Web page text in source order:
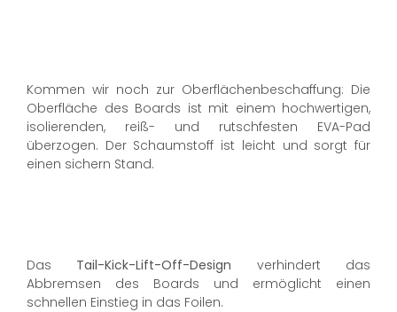
Kommen wir noch zur Oberflächenbeschaffung: Die
Oberfläche des Boards ist mit einem hochwertigen,
isolierenden, reiß- und rutschfesten EVA-Pad
überzogen. Der Schaumstoff ist leicht und sorgt für
einen sichern Stand.
Das Tail-Kick-Lift-Off-Design verhindert das
Abbremsen des Boards und ermöglicht einen
schnellen Einstieg in das Foilen.